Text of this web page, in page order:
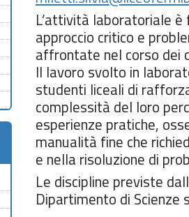
L’attività laboratoriale è
approccio critico e
affrontate nel corso dei
Il lavoro svolto in
studenti liceali di
complessità del loro
esperienze pratiche,
manualità fine che
e nella risoluzione di
Le discipline previste
Dipartimento di Scienze